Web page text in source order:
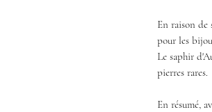
En raison de
pour les
Le saphir
pierres rares.
En résumé,